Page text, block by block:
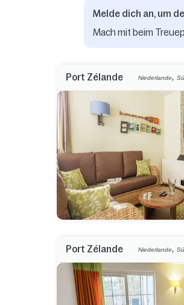
Melde dich an, um
Mach mit beim
Port Zélande Niederlande,
Port Zélande Niederlande,